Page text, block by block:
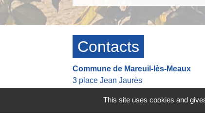
Contacts
Commune de Mareuil-lès-Meaux
3 place Jean Jaurès
+33 1 64 33 14 27
This site uses cookies and